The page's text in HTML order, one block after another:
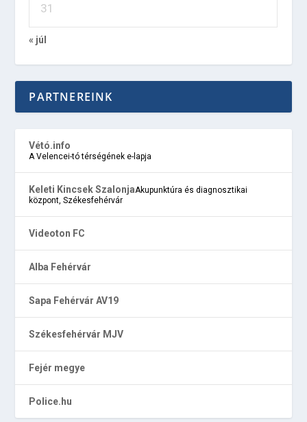
31
« júl
PARTNEREINK
Vétó.info
A Velencei-tó térségének e-lapja
Keleti Kincsek SzalonjaAkupunktúra és diagnosztikai
központ, Székesfehérvár
Videoton FC
Alba Fehérvár
Sapa Fehérvár AV19
Székesfehérvár MJV
Fejér megye
Police.hu